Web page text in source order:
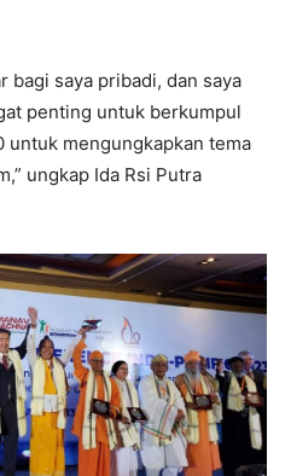
bagi saya pribadi, dan saya
penting untuk berkumpul
untuk mengungkapkan tema
ungkap Ida Rsi Putra